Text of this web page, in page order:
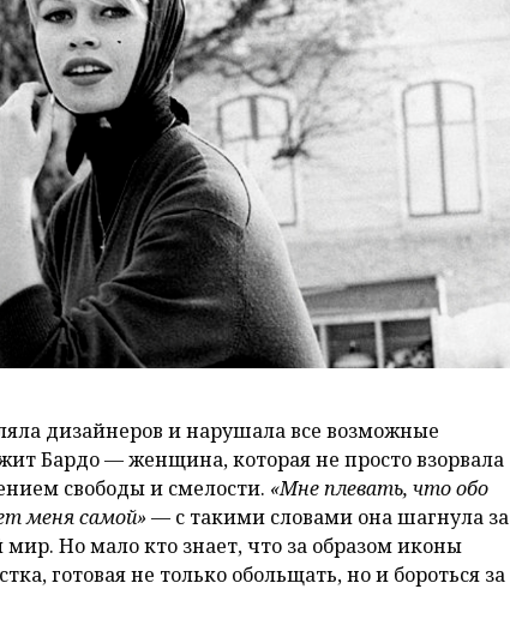
дизайнеров и нарушала все возможные
Бардо — женщина, которая не просто взорвала
свободы и смелости. «Мне плевать, что обо
меня самой»— с такими словами она шагнула за
Но мало кто знает, что за образом иконы
готовая не только обольщать, но и бороться за